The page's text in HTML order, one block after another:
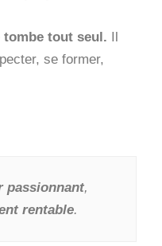
tombe tout seul.
se former,
passionnant,
rentable.